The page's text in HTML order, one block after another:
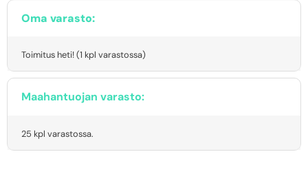
Oma varasto:
Toimitus heti! (1 kpl varastossa)
Maahantuojan varasto:
25 kpl varastossa.